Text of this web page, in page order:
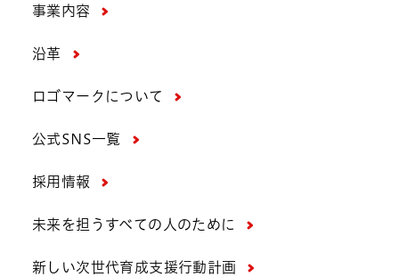
事業内容
沿革
ロゴマークについて
公式SNS一覧
採用情報
未来を担うすべての人のために
新しい次世代育成支援行動計画